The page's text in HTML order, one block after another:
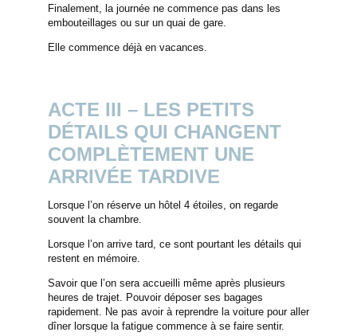
Finalement, la journée ne commence pas dans les
embouteillages ou sur un quai de gare.
Elle commence déjà en vacances.
ACTE III – LES PETITS
DÉTAILS QUI CHANGENT
COMPLÈTEMENT UNE
ARRIVÉE TARDIVE
Lorsque l’on réserve un hôtel 4 étoiles, on regarde
souvent la chambre.
Lorsque l’on arrive tard, ce sont pourtant les détails qui
restent en mémoire.
Savoir que l’on sera accueilli même après plusieurs
heures de trajet. Pouvoir déposer ses bagages
rapidement. Ne pas avoir à reprendre la voiture pour aller
dîner lorsque la fatigue commence à se faire sentir.
ACCUEIL
SERVICES
ROOFTOP VENTURA
SÉMINAIRES & ÉVÉNEMENTS PRIVÉS